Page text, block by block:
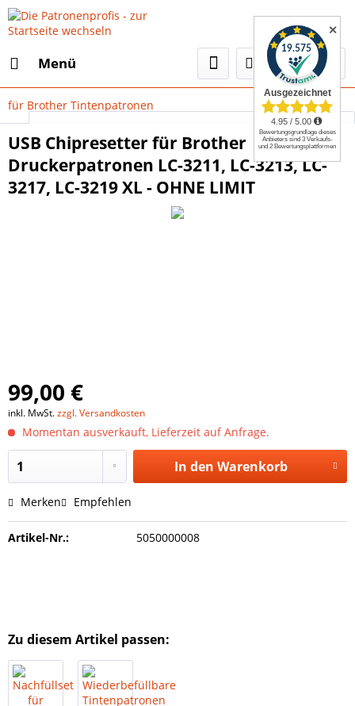
Menü
Select Language▼
für Brother Tintenpatronen
USB Chipresetter für Brother
Druckerpatronen LC-3211, LC-3213, LC-
3217, LC-3219 XL - OHNE LIMIT
99,00 €
inkl. MwSt.zzgl. Versandkosten
Momentan ausverkauft, Lieferzeit auf Anfrage.
In den Warenkorb
Merken Empfehlen
Artikel-Nr.: 5050000008
Zu diesem Artikel passen:
✕